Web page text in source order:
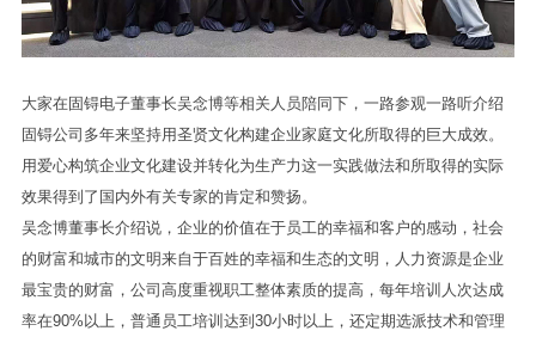
大家在固锝电子董事长吴念博等相关人员陪同下，一路参观一路听介绍
固锝公司多年来坚持用圣贤文化构建企业家庭文化所取得的巨大成效。
用爱心构筑企业文化建设并转化为生产力这一实践做法和所取得的实际
效果得到了国内外有关专家的肯定和赞扬。
吴念博董事长介绍说，企业的价值在于员工的幸福和客户的感动，社会
的财富和城市的文明来自于百姓的幸福和生态的文明，人力资源是企业
最宝贵的财富，公司高度重视职工整体素质的提高，每年培训人次达成
率在90%以上，普通员工培训达到30小时以上，还定期选派技术和管理